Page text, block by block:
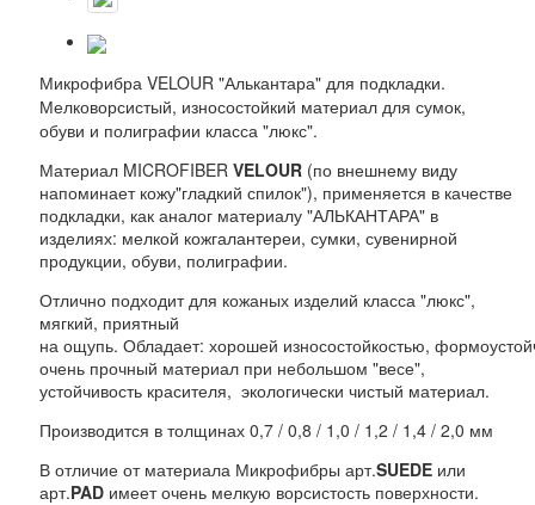
Микрофибра VELOUR "Алькантара" для подкладки.
Мелковорсистый, износостойкий материал для сумок,
обуви и полиграфии класса "люкс".
Материал MICROFIBER VELOUR (по внешнему виду
напоминает кожу"гладкий спилок"), применяется в качестве
подкладки, как аналог материалу "АЛЬКАНТАРА" в
изделиях: мелкой кожгалантереи, сумки, сувенирной
продукции, обуви, полиграфии.
Отлично подходит для кожаных изделий класса "люкс",
мягкий, приятный
на ощупь. Обладает: хорошей износостойкостью,
очень прочный материал при небольшом "весе",
устойчивость красителя, экологически чистый материал.
Производится в толщинах 0,7 / 0,8 / 1,0 / 1,2 / 1,4 / 2,0 мм
В отличие от материала Микрофибры арт.SUEDE или
арт.PAD имеет очень мелкую ворсистость поверхности.